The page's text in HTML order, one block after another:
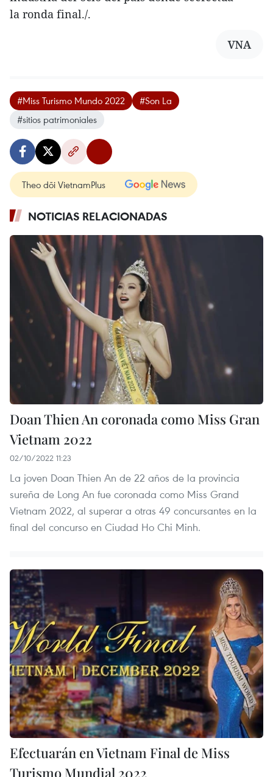
la ronda final./.
VNA
#Miss Turismo Mundo 2022
#Son La
#sitios patrimoniales
Theo dõi VietnamPlus
NOTICIAS RELACIONADAS
Doan Thien An coronada como Miss Gran
Vietnam 2022
02/10/2022 11:23
La joven Doan Thien An de 22 años de la provincia
sureña de Long An fue coronada como Miss Grand
Vietnam 2022, al superar a otras 49 concursantes en la
final del concurso en Ciudad Ho Chi Minh.
Efectuarán en Vietnam Final de Miss
Turismo Mundial 2022